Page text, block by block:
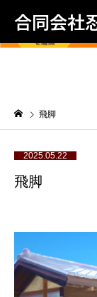
合同会社
飛脚
2025.05.22
飛脚